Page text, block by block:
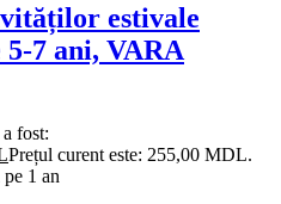
estivale
7 ani, VARA
fost:
Prețul curent este: 255,00 MDL.
1 an